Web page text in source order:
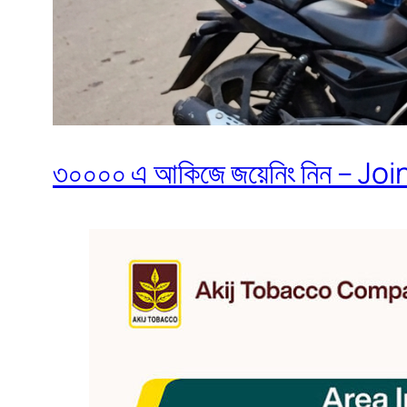
৩০০০০ এ আকিজে জয়েনিং নিন –